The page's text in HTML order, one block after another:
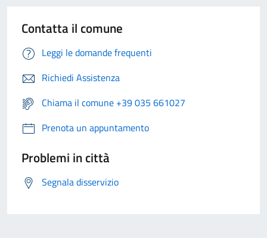
Contatta il comune
Leggi le domande frequenti
Richiedi Assistenza
Chiama il comune +39 035 661027
Prenota un appuntamento
Problemi in città
Segnala disservizio